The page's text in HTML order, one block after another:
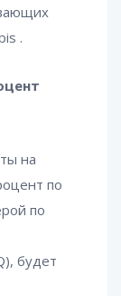
.
на
по
по
будет